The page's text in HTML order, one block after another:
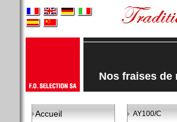
Nos fraises de
Accueil AY100/C